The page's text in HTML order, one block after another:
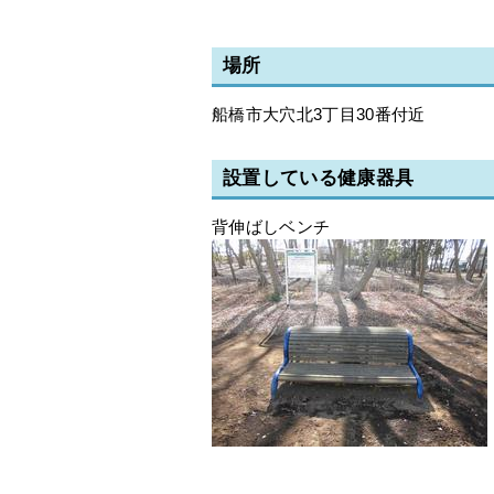
場所
船橋市大穴北3丁目30番付近
設置している健康器具
背伸ばしベンチ